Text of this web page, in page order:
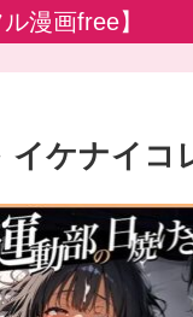
ル漫画free】
イケナイコ